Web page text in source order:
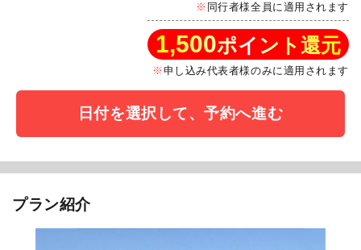
同行者様全員に適用されます
1,500ポイント還元
申し込み代表者様のみに適用されます
日付を選択して、予約へ進む
プラン紹介